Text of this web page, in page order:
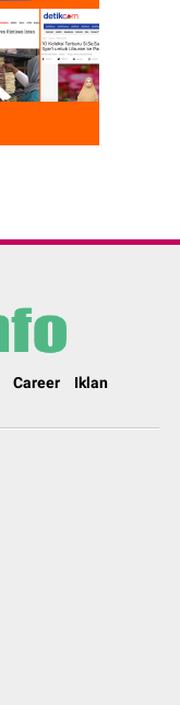
Career Iklan